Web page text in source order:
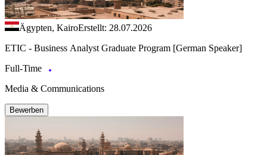
Ägypten, KairoErstellt: 28.07.2026
ETIC - Business Analyst Graduate Program [German Speaker]
Full-Time
Media & Communications
Bewerben